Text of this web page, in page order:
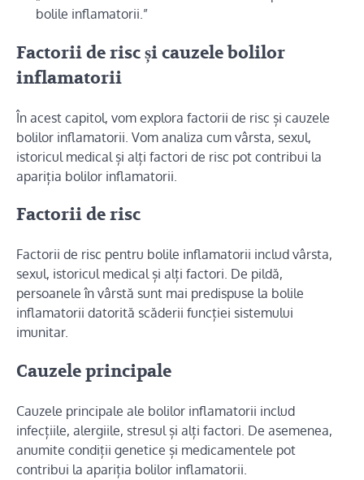
bolile inflamatorii.”
Factorii de risc și cauzele bolilor
inflamatorii
În acest capitol, vom explora factorii de risc și cauzele
bolilor inflamatorii. Vom analiza cum vârsta, sexul,
istoricul medical și alți factori de risc pot contribui la
apariția bolilor inflamatorii.
Factorii de risc
Factorii de risc pentru bolile inflamatorii includ vârsta,
sexul, istoricul medical și alți factori. De pildă,
persoanele în vârstă sunt mai predispuse la bolile
inflamatorii datorită scăderii funcției sistemului
imunitar.
Cauzele principale
Cauzele principale ale bolilor inflamatorii includ
infecțiile, alergiile, stresul și alți factori. De asemenea,
anumite condiții genetice și medicamentele pot
contribui la apariția bolilor inflamatorii.